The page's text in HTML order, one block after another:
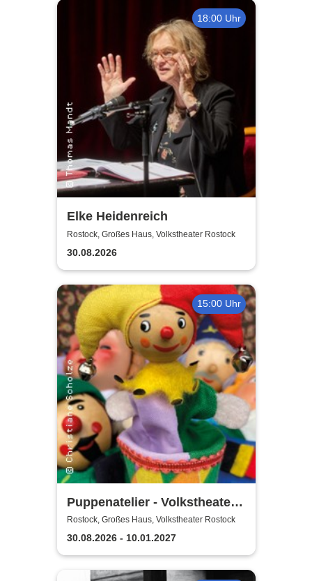
18:00 Uhr
Elke Heidenreich
Rostock, Großes Haus, Volkstheater Rostock
30.08.2026
15:00 Uhr
Puppenatelier - Volkstheater
Rostock
Rostock, Großes Haus, Volkstheater Rostock
30.08.2026 - 10.01.2027